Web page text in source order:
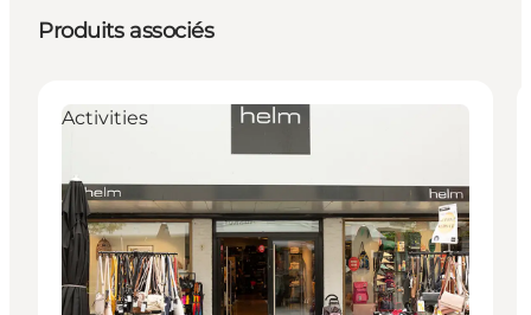
Produits associés
Activities